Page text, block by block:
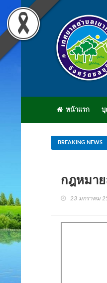
หน้าแรก บุ
BREAKING NEWS
กฎหมาย
23 มกราคม